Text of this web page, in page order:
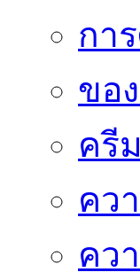
กา
ขอ
ครี
คว
คว